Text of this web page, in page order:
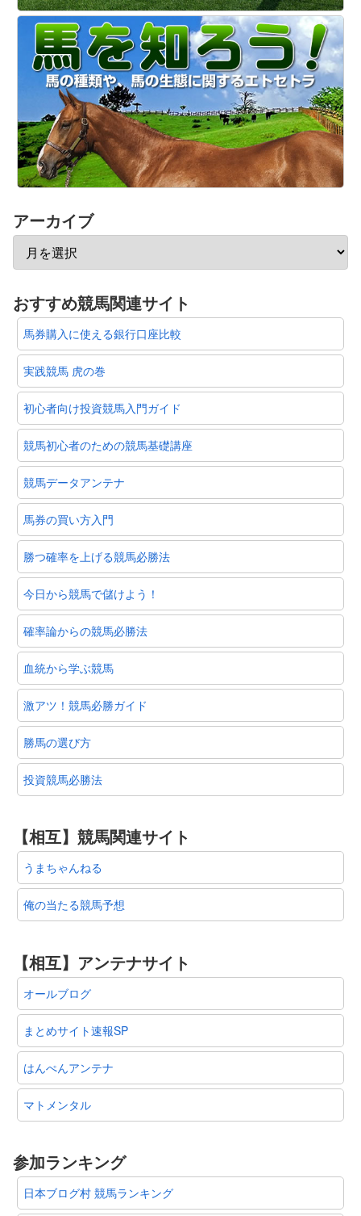
アーカイブ
おすすめ競馬関連サイト
馬券購入に使える銀行口座比較
実践競馬 虎の巻
初心者向け投資競馬入門ガイド
競馬初心者のための競馬基礎講座
競馬データアンテナ
馬券の買い方入門
勝つ確率を上げる競馬必勝法
今日から競馬で儲けよう！
確率論からの競馬必勝法
血統から学ぶ競馬
激アツ！競馬必勝ガイド
勝馬の選び方
投資競馬必勝法
【相互】競馬関連サイト
うまちゃんねる
俺の当たる競馬予想
【相互】アンテナサイト
オールブログ
まとめサイト速報SP
はんぺんアンテナ
マトメンタル
参加ランキング
日本ブログ村 競馬ランキング